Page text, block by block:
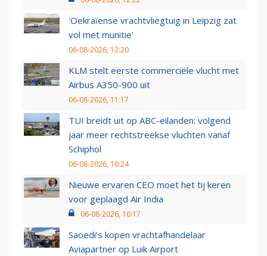
'Oekraïense vrachtvliegtuig in Leipzig zat
vol met munitie'
06-08-2026, 12:20
KLM stelt eerste commerciële vlucht met
Airbus A350-900 uit
06-08-2026, 11:17
TUI breidt uit op ABC-eilanden: volgend
jaar meer rechtstreekse vluchten vanaf
Schiphol
06-08-2026, 10:24
Nieuwe ervaren CEO moet het tij keren
voor geplaagd Air India
06-08-2026, 10:17
Saoedi’s kopen vrachtafhandelaar
Aviapartner op Luik Airport